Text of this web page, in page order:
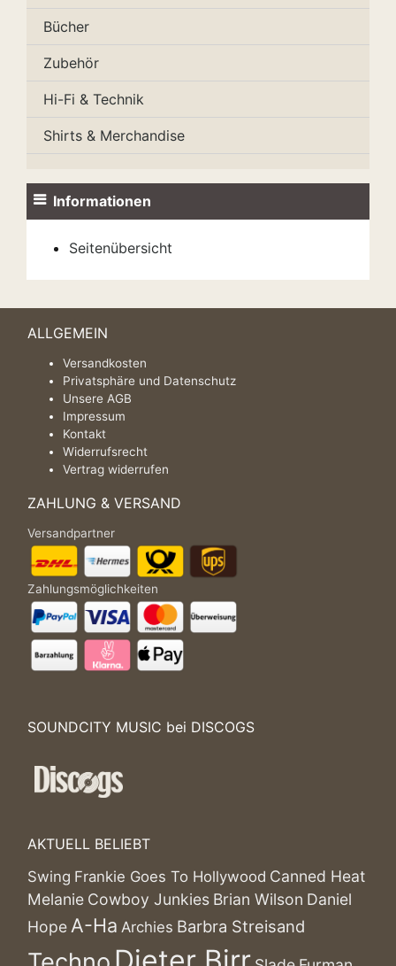
Bücher
Zubehör
Hi-Fi & Technik
Shirts & Merchandise
Informationen
Seitenübersicht
ALLGEMEIN
Versandkosten
Privatsphäre und Datenschutz
Unsere AGB
Impressum
Kontakt
Widerrufsrecht
Vertrag widerrufen
ZAHLUNG & VERSAND
Versandpartner
Zahlungsmöglichkeiten
SOUNDCITY MUSIC bei DISCOGS
AKTUELL BELIEBT
Swing Frankie Goes To Hollywood Canned Heat
Melanie Cowboy Junkies Brian Wilson Daniel
Hope A-Ha Archies Barbra Streisand